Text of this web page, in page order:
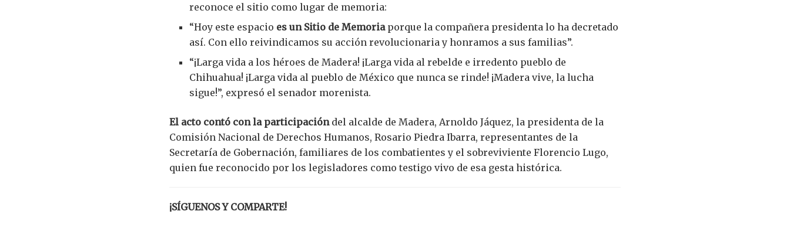
reconoce el sitio como lugar de memoria:
“Hoy este espacio es un Sitio de Memoriaporque la compañera presidenta lo ha decretado
así. Con ello reivindicamos su acción revolucionaria y honramos a sus familias”.
“¡Larga vida a los héroes de Madera! ¡Larga vida al rebelde e irredento pueblo de
Chihuahua! ¡Larga vida al pueblo de México que nunca se rinde! ¡Madera vive, la lucha
sigue!”, expresó el senador morenista.
El acto contó con la participacióndel alcalde de Madera, Arnoldo Jáquez, la presidenta de la
Comisión Nacional de Derechos Humanos, Rosario Piedra Ibarra, representantes de la
Secretaría de Gobernación, familiares de los combatientes y el sobreviviente Florencio Lugo,
quien fue reconocido por los legisladores como testigo vivo de esa gesta histórica.
¡SÍGUENOS Y COMPARTE!